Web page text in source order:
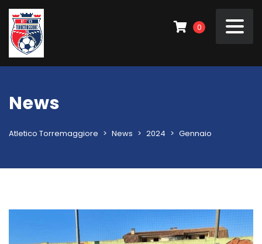
0
News
Atletico Torremaggiore > News > 2024 > Gennaio